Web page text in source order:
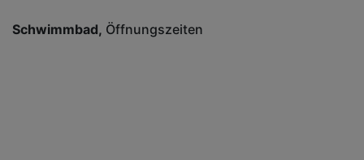
Schwimmbad Öffnungszeiten